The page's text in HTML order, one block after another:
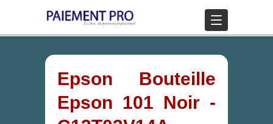
Epson Bouteille
Epson 101 Noir -